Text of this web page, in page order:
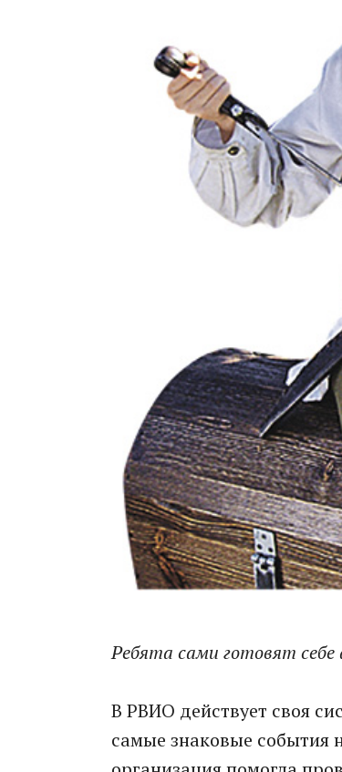
Ребята сами готовят
В РВИО действует своя
самые знаковые события